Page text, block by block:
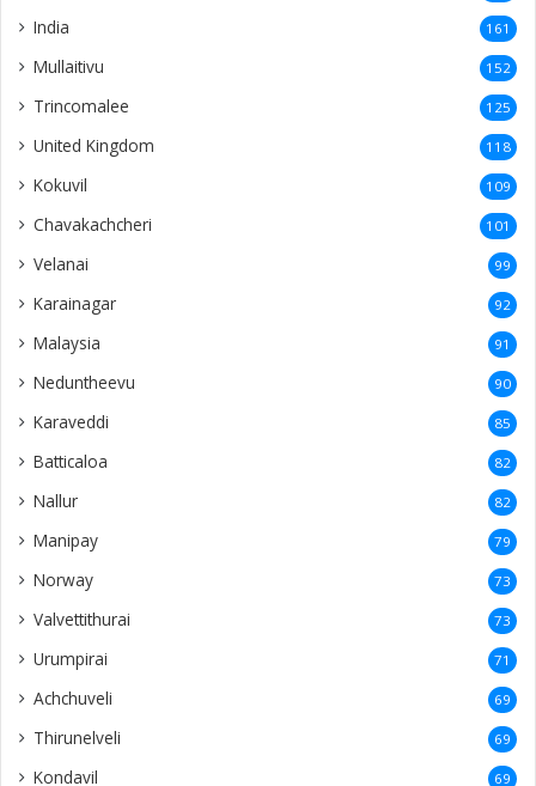
India 161
Mullaitivu 152
Trincomalee 125
United Kingdom 118
Kokuvil 109
Chavakachcheri 101
Velanai 99
Karainagar 92
Malaysia 91
Neduntheevu 90
Karaveddi 85
Batticaloa 82
Nallur 82
Manipay 79
Norway 73
Valvettithurai 73
Urumpirai 71
Achchuveli 69
Thirunelveli 69
Kondavil 69